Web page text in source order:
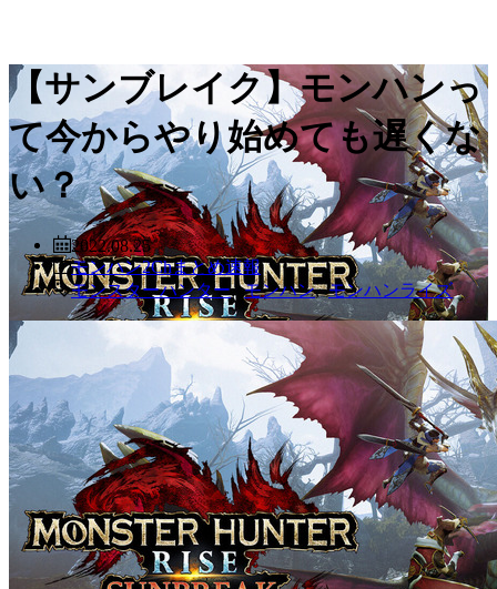
【サンブレイク】モンハンっ
て今からやり始めても遅くな
い？
2022.08.25
モンハン2Chまとめ速報
モンスターハンター,モンハン,モンハンライズ